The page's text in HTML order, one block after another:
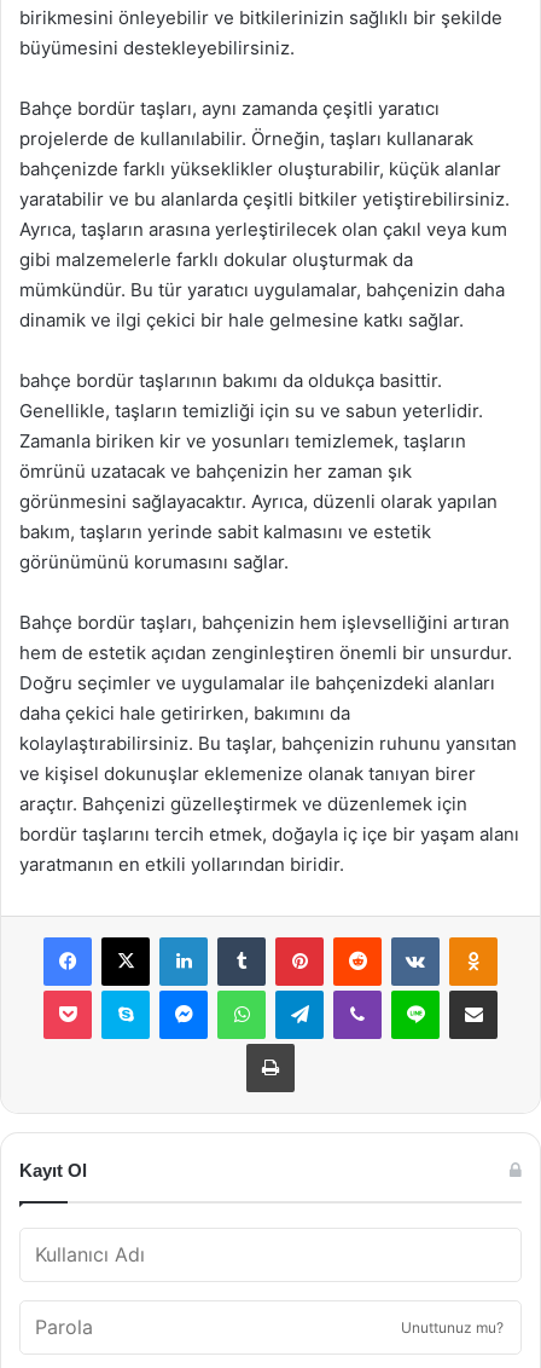
birikmesini önleyebilir ve bitkilerinizin sağlıklı bir şekilde
büyümesini destekleyebilirsiniz.
Bahçe bordür taşları, aynı zamanda çeşitli yaratıcı
projelerde de kullanılabilir. Örneğin, taşları kullanarak
bahçenizde farklı yükseklikler oluşturabilir, küçük alanlar
yaratabilir ve bu alanlarda çeşitli bitkiler yetiştirebilirsiniz.
Ayrıca, taşların arasına yerleştirilecek olan çakıl veya kum
gibi malzemelerle farklı dokular oluşturmak da
mümkündür. Bu tür yaratıcı uygulamalar, bahçenizin daha
dinamik ve ilgi çekici bir hale gelmesine katkı sağlar.
bahçe bordür taşlarının bakımı da oldukça basittir.
Genellikle, taşların temizliği için su ve sabun yeterlidir.
Zamanla biriken kir ve yosunları temizlemek, taşların
ömrünü uzatacak ve bahçenizin her zaman şık
görünmesini sağlayacaktır. Ayrıca, düzenli olarak yapılan
bakım, taşların yerinde sabit kalmasını ve estetik
görünümünü korumasını sağlar.
Bahçe bordür taşları, bahçenizin hem işlevselliğini artıran
hem de estetik açıdan zenginleştiren önemli bir unsurdur.
Doğru seçimler ve uygulamalar ile bahçenizdeki alanları
daha çekici hale getirirken, bakımını da
kolaylaştırabilirsiniz. Bu taşlar, bahçenizin ruhunu yansıtan
ve kişisel dokunuşlar eklemenize olanak tanıyan birer
araçtır. Bahçenizi güzelleştirmek ve düzenlemek için
bordür taşlarını tercih etmek, doğayla iç içe bir yaşam alanı
yaratmanın en etkili yollarından biridir.
Facebook
X LinkedInTumblr PinterestReddit VKontakte
Pocket Skype MessengerWhatsAppTelegramViber Line E-Posta ile
Yazdır
Kayıt Ol
Unuttunuz mu?